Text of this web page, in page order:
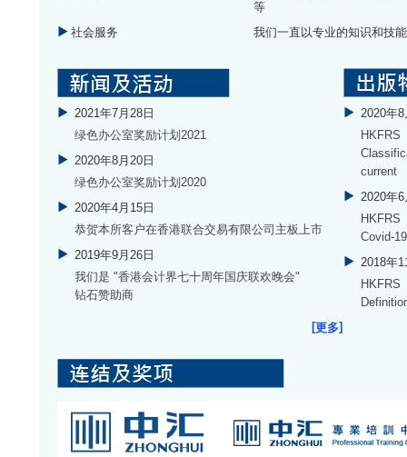
等
社会服务
我们一直以专业的知识和技
2021年7月28日
绿色办公室奖励计划2021
2020年8月20日
绿色办公室奖励计划2020
2020年4月15日
恭贺本所客户在香港联合交易有限公司主板上市
2019年9月26日
我们是 "香港会计界七十周年国庆联欢晚会"
钻石赞助商
2020年
current
2020年
Covid-
2018年
[更多]